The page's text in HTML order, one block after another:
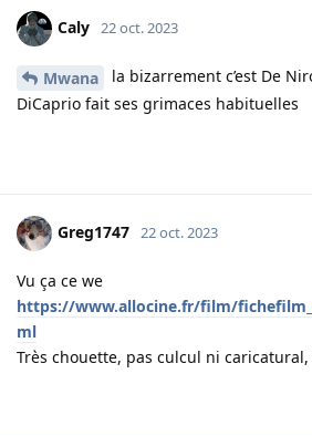
Caly 22 oct. 2023
Mwana
la bizarrement c’est De
DiCaprio fait ses grimaces habituelles
Greg1747 22 oct. 2023
Vu ça ce we
https://www.allocine.fr/film/
ml
Très chouette, pas culcul ni caricatural,